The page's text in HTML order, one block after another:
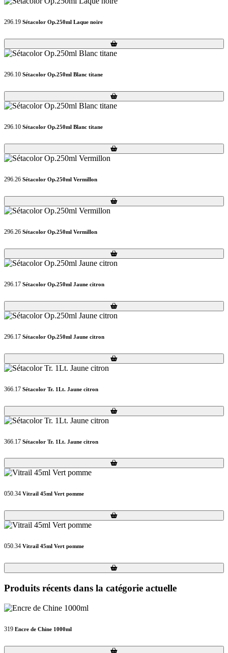
296.19 Sétacolor Op.250ml Laque noire
Loading...
Loading...
296.10 Sétacolor Op.250ml Blanc titane
Loading...
Loading...
296.10 Sétacolor Op.250ml Blanc titane
Loading...
Loading...
296.26 Sétacolor Op.250ml Vermillon
Loading...
Loading...
296.26 Sétacolor Op.250ml Vermillon
Loading...
Loading...
296.17 Sétacolor Op.250ml Jaune citron
Loading...
Loading...
296.17 Sétacolor Op.250ml Jaune citron
Loading...
Loading...
366.17 Sétacolor Tr. 1Lt. Jaune citron
Loading...
Loading...
366.17 Sétacolor Tr. 1Lt. Jaune citron
Loading...
Loading...
050.34 Vitrail 45ml Vert pomme
Loading...
Loading...
050.34 Vitrail 45ml Vert pomme
Loading...
Loading...
Produits récents dans la catégorie actuelle
319 Encre de Chine 1000ml
Loading...
Loading...